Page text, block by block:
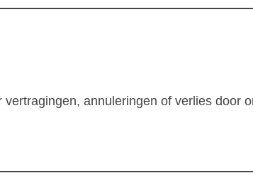
annuleringen of verlies door